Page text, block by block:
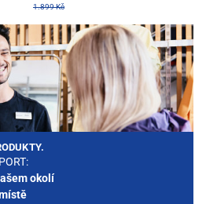
1.899 Kč
okolí